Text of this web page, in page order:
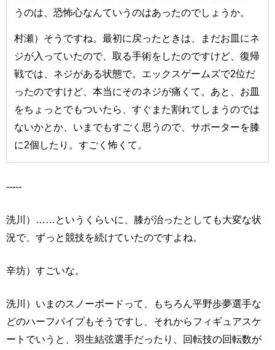
うのは、恐怖心なんていうのはあったのでしょうか。
村瀬）そうですね。最初に戻ったときは、まだお皿にネ
ジが入っていたので、取る手術をしたのですけど、復帰
戦では、ネジがある状態で。エックスゲームズで2位だ
ったのですけど、本当にそのネジが痛くて。あと、お皿
をちょっとでもついたら、すぐまた割れてしまうのでは
ないかとか、いまでもすごく思うので、サポーターを膝
に2個したり。すごく怖くて。
-----
洗川）……というくらいに、膝が治ったとしても大変な状
況で、ずっと競技を続けていたのですよね。
辛坊）すごいな。
洗川）いまのスノーボードって、もちろん平野歩夢選手な
どのハーフパイプもそうですし、それからフィギュアスケ
ートでいうと、羽生結弦選手だったり、回転技の回転数が